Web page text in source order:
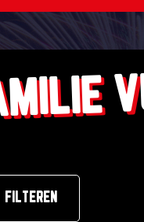
FILTEREN